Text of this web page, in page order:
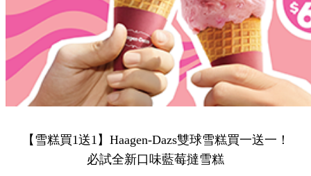
【雪糕買1送1】Haagen-Dazs雙球雪糕買一送一！
必試全新口味藍莓撻雪糕